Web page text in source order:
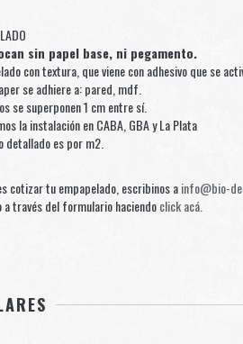
sin papel base, ni pegamento.
con textura, que viene con adhesivo que se
se adhiere a: pared, mdf.
se superponen 1 cm entre sí.
la instalación en CABA, GBA y La Plata
detallado es por m2.
cotizar tu empapelado, escribinos ainfo@bio-
a través del formulario haciendoclick acá.